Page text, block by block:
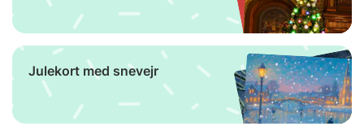
Julekort med snevejr